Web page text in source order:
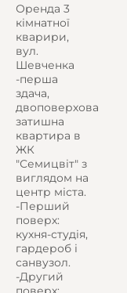
Оренда 3
кімнатної
кварири,
вул.
Шевченка
-перша
здача,
двоповерхова
затишна
квартира в
ЖК
"Семицвіт" з
виглядом на
центр міста.
-Перший
поверх:
кухня-студія,
гардероб і
санвузол.
-Другий